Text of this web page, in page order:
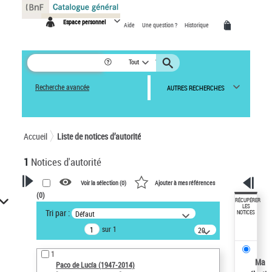
Espace personnel Aide Une question ? Historique
Tout
Recherche avancée AUTRES RECHERCHES
Accueil Liste de notices d’autorité
1 Notices d'autorité
VOTRE RECHERCHE
Recherche avancée dans les
notices d’autorité
Œuvres liées à l'auteur :
Paco de Lucía (1947-2014)
Voir la sélection (0) Ajouter à mes références
(0)
Tri par : Défaut
sur 1
20
résultats/page
1
Paco de Lucía (1947-2014)
RÉCUPÉRER
LES
NOTICES
Ma
Panneau de gestion des cookies